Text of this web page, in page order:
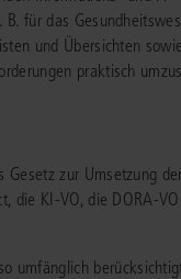
für das
und Übersichten
praktisch
Gesetz zur Umsetzung
die KI-VO, die DORA-
umfänglich